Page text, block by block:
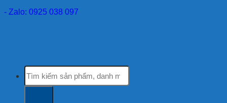
- Zalo: 0925 038 097
Tìm
kiếm: